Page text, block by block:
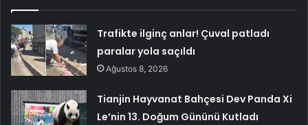
Trafikte ilginç anlar! Çuval patladı
paralar yola saçıldı
Ağustos 8, 2026
Tianjin Hayvanat Bahçesi Dev Panda Xi
Le’nin 13. Doğum Gününü Kutladı